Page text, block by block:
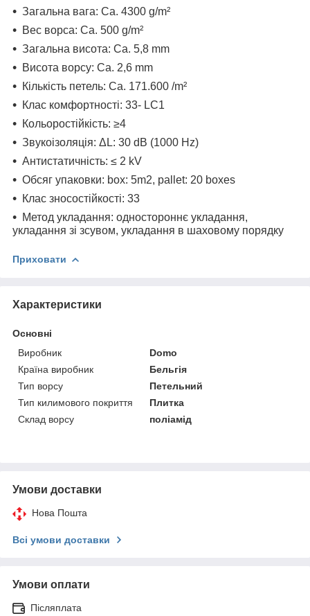
Загальна вага: Ca. 4300 g/m²
Вес ворса: Ca. 500 g/m²
Загальна висота: Ca. 5,8 mm
Висота ворсу: Ca. 2,6 mm
Кількість петель: Ca. 171.600 /m²
Клас комфортності: 33- LC1
Кольоростійкість: ≥4
Звукоізоляція: ΔL: 30 dB (1000 Hz)
Антистатичність: ≤ 2 kV
Обсяг упаковки: box: 5m2, pallet: 20 boxes
Клас зносостійкості: 33
Метод укладання: одностороннє укладання,
укладання зі зсувом, укладання в шаховому порядку
Приховати
Характеристики
Основні
Виробник
Domo
Країна виробник
Бельгія
Тип ворсу
Петельний
Тип килимового покриття
Плитка
Склад ворсу
поліамід
Умови доставки
Нова Пошта
Всі умови доставки
Умови оплати
Післяплата